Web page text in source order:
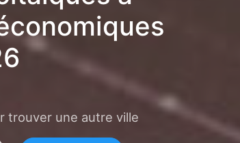
trouver une autre ville